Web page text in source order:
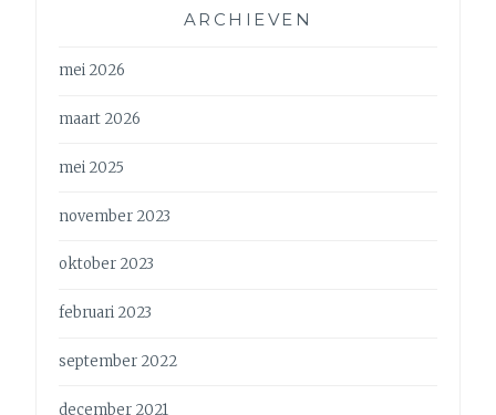
ARCHIEVEN
mei 2026
maart 2026
mei 2025
november 2023
oktober 2023
februari 2023
september 2022
december 2021